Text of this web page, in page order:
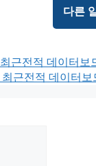
다른
근전적 데이터보
근전적 데이터보